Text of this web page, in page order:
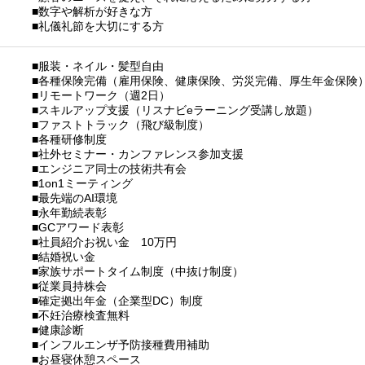
■数字や解析が好きな方
■礼儀礼節を大切にする方
■服装・ネイル・髪型自由
■各種保険完備（雇用保険、健康保険、労災完備、厚生年金保険
■リモートワーク（週2日）
■スキルアップ支援（リスナビeラーニング受講し放題）
■ファストトラック（飛び級制度）
■各種研修制度
■社外セミナー・カンファレンス参加支援
■エンジニア同士の技術共有会
■1on1ミーティング
■最先端のAI環境
■永年勤続表彰
■GCアワード表彰
■社員紹介お祝い金 10万円
■結婚祝い金
■家族サポートタイム制度（中抜け制度）
■従業員持株会
■確定拠出年金（企業型DC）制度
■不妊治療検査無料
■健康診断
■インフルエンザ予防接種費用補助
■お昼寝休憩スペース